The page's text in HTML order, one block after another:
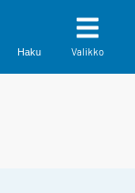
Haku Valikko